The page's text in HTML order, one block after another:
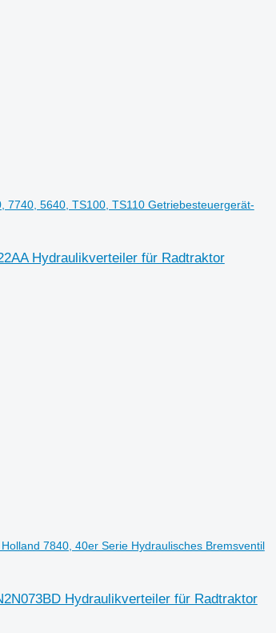
7740, 5640, TS100, TS110 Getriebesteuergerät-
Hydraulikverteiler für Radtraktor
7840, 40er Serie Hydraulisches Bremsventil
Hydraulikverteiler für Radtraktor